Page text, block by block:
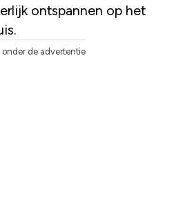
ontspannen op het
onder de advertentie